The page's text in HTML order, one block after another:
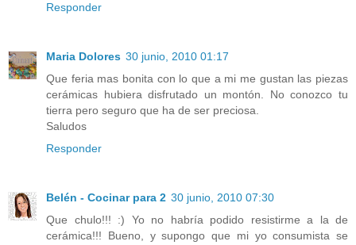
Responder
Maria Dolores 30 junio, 2010 01:17
Que feria mas bonita con lo que a mi me gustan las piezas
cerámicas hubiera disfrutado un montón. No conozco tu
tierra pero seguro que ha de ser preciosa.
Saludos
Responder
Belén - Cocinar para 2 30 junio, 2010 07:30
Que chulo!!! :) Yo no habría podido resistirme a la de
cerámica!!! Bueno, y supongo que mi yo consumista se